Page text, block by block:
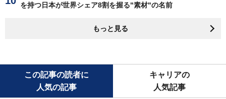
を持つ日本が世界シェア8割を握る"素材"の名前
もっと見る
この記事の読者に
人気の記事
キャリアの
人気記事